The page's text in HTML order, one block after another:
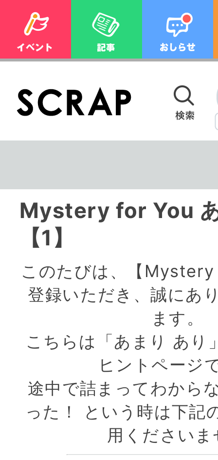
Mystery for You
【1】
このたびは、【
登録いただき、誠にあ
ます。
こちらは「あまり あり
ヒントページ
途中で詰まってわから
った！ という時は下記
用くださいま